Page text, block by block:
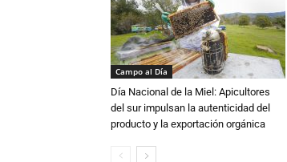
Campo al Día
Día Nacional de la Miel: Apicultores
del sur impulsan la autenticidad del
producto y la exportación orgánica